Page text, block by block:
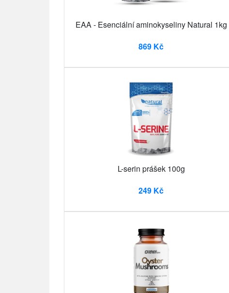
EAA - Esenciální aminokyseliny Natural 1kg
869 Kč
L-serin prášek 100g
249 Kč